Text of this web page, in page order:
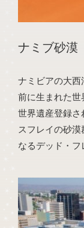
ナミブ砂漠
ナミビアの大
前に生まれた
世界遺産登録さ
スフレイの砂
なるデッド・フ